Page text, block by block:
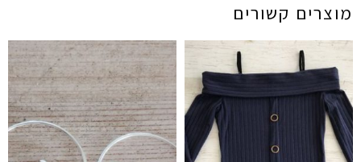
מוצרים קשורים